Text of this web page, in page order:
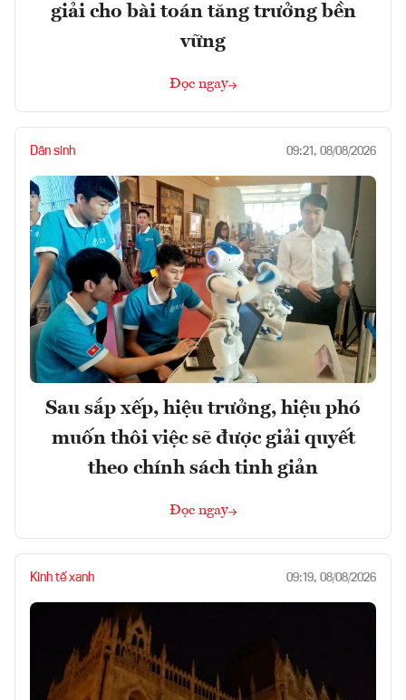
giải cho bài toán tăng trưởng bền
vững
Đọc ngay
Dân sinh 09:21, 08/08/2026
Sau sắp xếp, hiệu trưởng, hiệu phó
muốn thôi việc sẽ được giải quyết
theo chính sách tinh giản
Đọc ngay
Kinh tế xanh 09:19, 08/08/2026